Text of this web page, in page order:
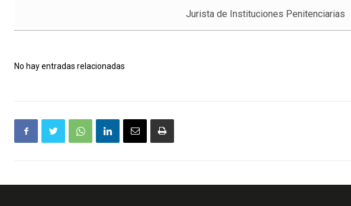
Jurista de Instituciones Penitenciarias
No hay entradas relacionadas